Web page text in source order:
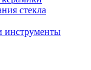
стекла
инструменты